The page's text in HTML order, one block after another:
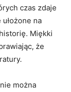
czas zdaje
⁣na
Miękki
że
można